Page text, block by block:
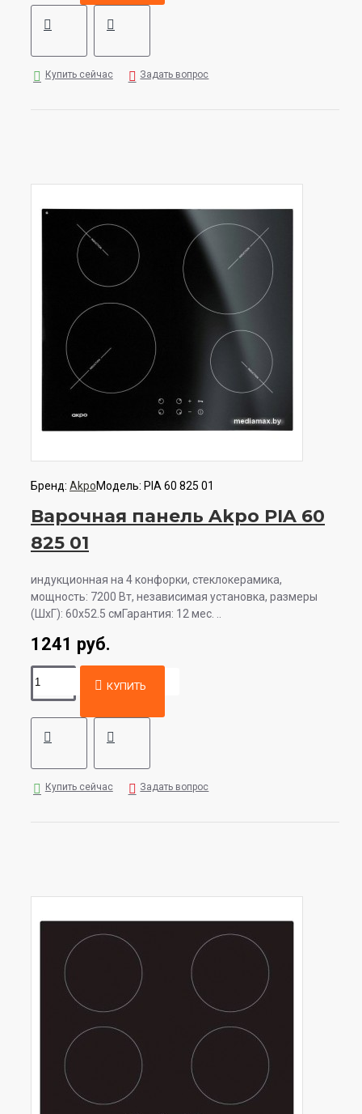
Купить сейчас Задать вопрос
Бренд: AkpoМодель: PIA 60 825 01
Варочная панель Akpo PIA 60
825 01
индукционная на 4 конфорки, cтеклокерамика,
мощность: 7200 Вт, независимая установка, размеры
(ШхГ): 60x52.5 смГарантия: 12 мес. ..
1241 руб.
КУПИТЬ
Купить сейчас Задать вопрос